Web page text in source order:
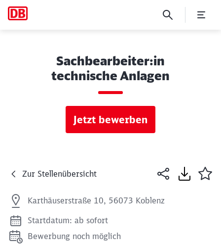
Sachbearbeiter:in
technische Anlagen
Jetzt bewerben
Zur Stellenübersicht
Karthäuserstraße 10, 56073 Koblenz
Startdatum: ab sofort
Bewerbung noch möglich